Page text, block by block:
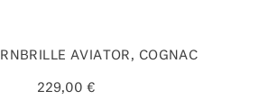
AVIATOR, COGNAC
229,00 €